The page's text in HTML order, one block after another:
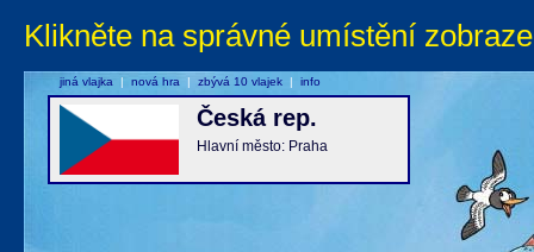
Klikněte na správné umístění
Česká rep.
Hlavní město: Praha
jiná vlajka | nová hra | zbývá 10 vlajek | info